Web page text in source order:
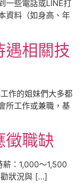
一些電話或LINE打
資料（如身高、年
遇相關技
作的姐妹們大多都
所工作或兼職，基
徵職缺
：1,000～1,500
勸狀況與 […]